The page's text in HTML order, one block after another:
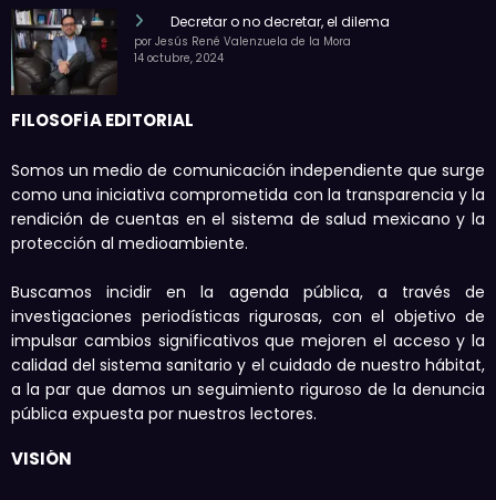
Decretar o no decretar, el dilema
por Jesús René Valenzuela de la Mora
14 octubre, 2024
FILOSOFÍA EDITORIAL
Somos un medio de comunicación independiente que surge
como una iniciativa comprometida con la transparencia y la
rendición de cuentas en el sistema de salud mexicano y la
protección al medioambiente.
Buscamos incidir en la agenda pública, a través de
investigaciones periodísticas rigurosas, con el objetivo de
impulsar cambios significativos que mejoren el acceso y la
calidad del sistema sanitario y el cuidado de nuestro hábitat,
a la par que damos un seguimiento riguroso de la denuncia
pública expuesta por nuestros lectores.
VISIÓN